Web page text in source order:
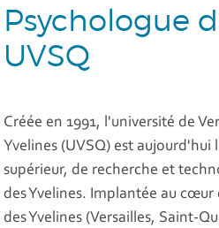
Psychologue
UVSQ
Créée en 1991, l'université de
Yvelines (UVSQ) est
supérieur, de recherche et
des Yvelines. Implantée au
des Yvelines (Versailles, Saint-